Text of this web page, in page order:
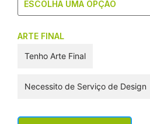
ARTE FINAL
Tenho Arte Final
Necessito de Serviço de Design